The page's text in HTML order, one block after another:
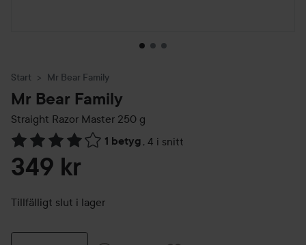
Start Mr Bear Family
Mr Bear Family
Straight Razor Master 250 g
1 betyg , 4 i snitt
Hoppa till Betyg & kommentarer
349 kr
Tillfälligt slut i lager